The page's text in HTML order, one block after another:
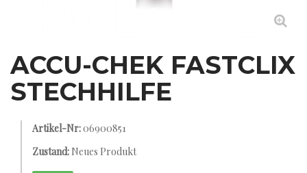
ACCU-CHEK FASTCLIX
STECHHILFE
Artikel-Nr:06900851
Zustand: Neues Produkt